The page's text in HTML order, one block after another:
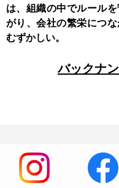
は、組織の中でルール
がり、会社の繁栄につ
むずかしい。
バックナ